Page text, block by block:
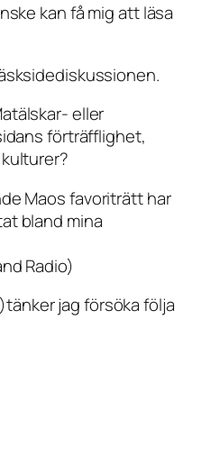
kan få mig att läsa
eller
förträfflighet,
Maos favoriträtt har
bland mina
Radio)
jag försöka följa